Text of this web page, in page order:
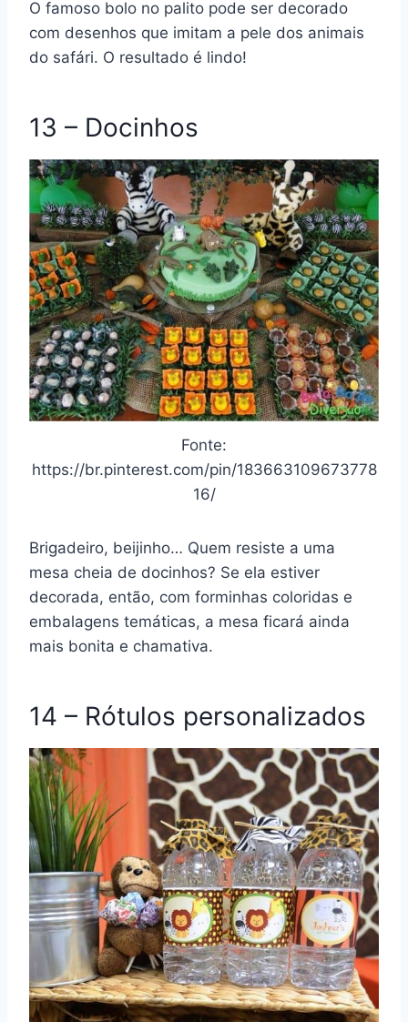
O famoso bolo no palito pode ser decorado
com desenhos que imitam a pele dos animais
do safári. O resultado é lindo!
13 – Docinhos
Fonte:
https://br.pinterest.com/pin/183663109673778
16/
Brigadeiro, beijinho… Quem resiste a uma
mesa cheia de docinhos? Se ela estiver
decorada, então, com forminhas coloridas e
embalagens temáticas, a mesa ficará ainda
mais bonita e chamativa.
14 – Rótulos personalizados